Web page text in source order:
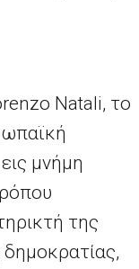
Natali, το
μνήμη
της